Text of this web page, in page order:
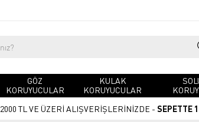
GÖZ
KORUYUCULAR
KULAK
KORUYUCULAR
2000 TL VE ÜZERİ ALIŞVERİŞLERİNİZDE - SEPETTE